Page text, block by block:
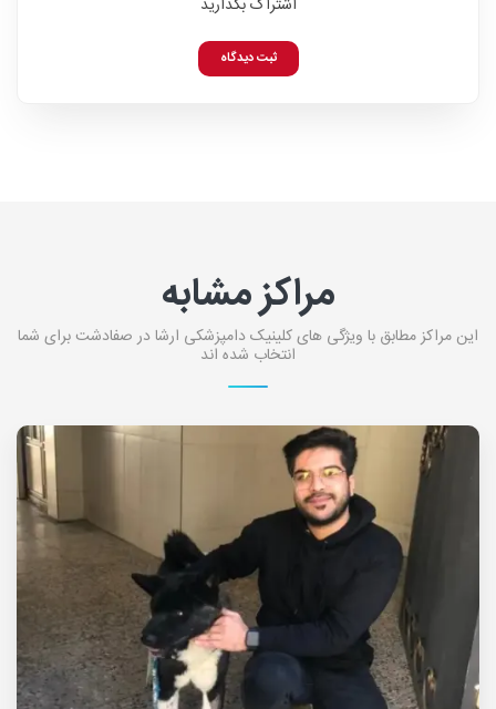
اشتراک بگذارید
ثبت دیدگاه
مراکز مشابه
این مراکز مطابق با ویژگی های کلینیک دامپزشکی ارشا در صفادشت برای شما
انتخاب شده اند